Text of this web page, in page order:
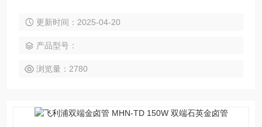
更新时间：2025-04-20
产品型号：
浏览量：2780